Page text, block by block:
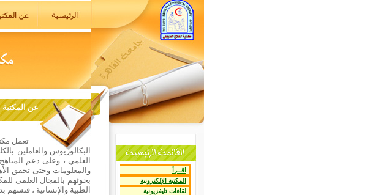
عن المكتبة
تعمل
البكالوريوس والعاملين
العلمي ، وعلى دعم
والمعلومات وحتى تحقق
بحوثهم بالمجال العلمى
الطبية والإنسانية ،